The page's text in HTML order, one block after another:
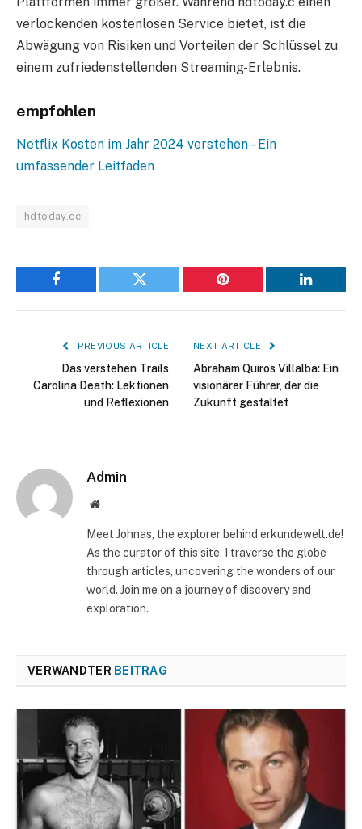
verlockenden kostenlosen Service bietet, ist die
Abwägung von Risiken und Vorteilen der Schlüssel zu
einem zufriedenstellenden Streaming-Erlebnis.
empfohlen
Netflix Kosten im Jahr 2024 verstehen – Ein
umfassender Leitfaden
hdtoday.cc
Facebook Twitter Pinterest LinkedIn
PREVIOUS ARTICLE
Das verstehen Trails
Carolina Death: Lektionen
und Reflexionen
NEXT ARTICLE
Abraham Quiros Villalba: Ein
visionärer Führer, der die
Zukunft gestaltet
Admin
Website
Meet Johnas, the explorer behind erkundewelt.de!
As the curator of this site, I traverse the globe
through articles, uncovering the wonders of our
world. Join me on a journey of discovery and
exploration.
VERWANDTER BEITRAG